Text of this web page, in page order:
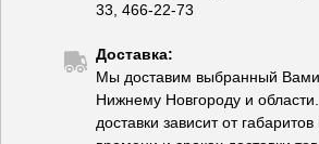
33, 466-22-73
Доставка:
Мы доставим выбранный
Нижнему Новгороду и
доставки зависит от